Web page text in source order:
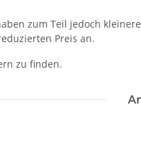
zum Teil jedoch
Preis an.
zu finden.